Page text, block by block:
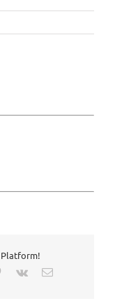
Platform!
Pinterest
Vk Email